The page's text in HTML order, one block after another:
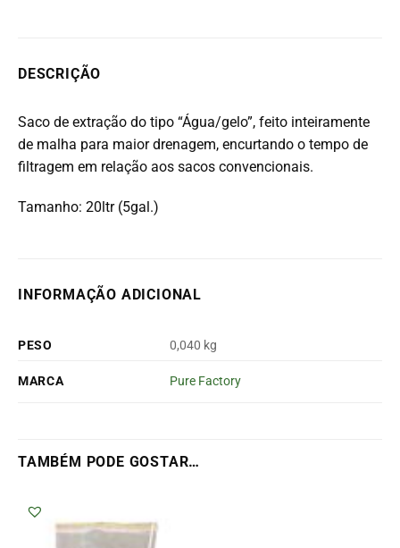
DESCRIÇÃO
Saco de extração do tipo “Água/gelo”, feito inteiramente
de malha para maior drenagem, encurtando o tempo de
filtragem em relação aos sacos convencionais.
Tamanho: 20ltr (5gal.)
INFORMAÇÃO ADICIONAL
PESO 0,040 kg
MARCA Pure Factory
TAMBÉM PODE GOSTAR…